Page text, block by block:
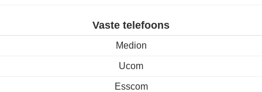
Vaste telefoons
Medion
Ucom
Esscom